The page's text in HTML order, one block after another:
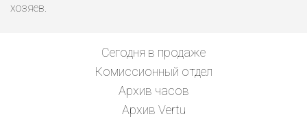
хозяев.
Сегодня в продаже
Комиссионный отдел
Архив часов
Архив Vertu